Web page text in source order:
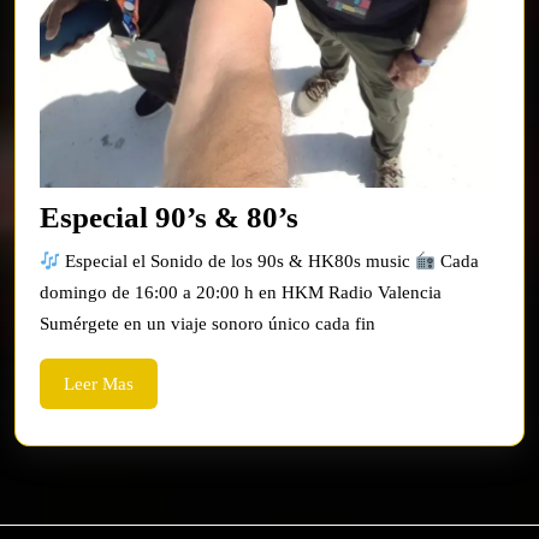
Especial 90’s & 80’s
90’s
&
80’s
Especial el Sonido de los 90s & HK80s music
Cada
domingo de 16:00 a 20:00 h en HKM Radio Valencia
Sumérgete en un viaje sonoro único cada fin
Leer MasLeer
Mas